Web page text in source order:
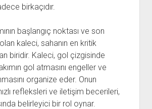
birkaçıdır.
başlangıç ​​noktası ve son
kaleci, sahanın en kritik
biridir. Kaleci, gol çizgisinde
gol atmasını engeller ve
organize eder. Onun
refleksleri ve iletişim becerileri,
belirleyici bir rol oynar.